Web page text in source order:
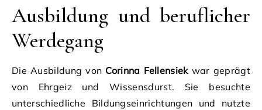
Ausbildung und beruflicher
Werdegang
Die Ausbildung von Corinna Fellensiekwar geprägt
von Ehrgeiz und Wissensdurst. Sie besuchte
unterschiedliche Bildungseinrichtungen und nutzte